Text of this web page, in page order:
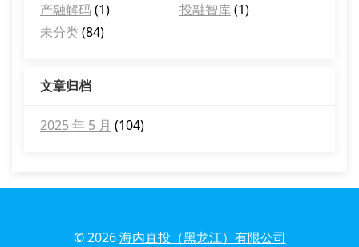
产融解码 (1) 投融智库 (1)
未分类(84)
文章归档
2025 年 5 月 (104)
© 2026海内直投（黑龙江）有限公司